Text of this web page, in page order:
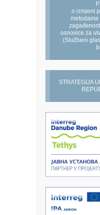
o izmjeni
osnovice za
(Službeni
STRATEGIJA